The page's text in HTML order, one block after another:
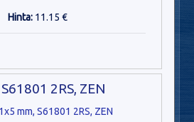
Hinta: 11.15 €
2RS, ZEN